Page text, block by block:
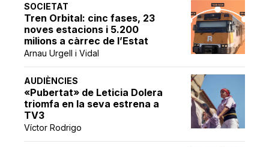
SOCIETAT
Tren Orbital: cinc fases, 23
noves estacions i 5.200
milions a càrrec de l’Estat
Arnau Urgell i Vidal
AUDIÈNCIES
«Pubertat» de Leticia Dolera
triomfa en la seva estrena a
TV3
Víctor Rodrigo